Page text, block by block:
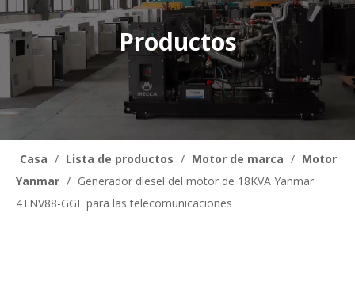
Casa / Lista de productos / Motor de marca
Motor
Generador diesel del motor de 18KVA Yanmar
4TNV88-GGE para las telecomunicaciones